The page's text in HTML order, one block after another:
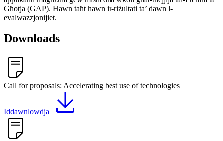
Għotja (GAP). Hawn taħt hawn ir-riżultati ta’ dawn l-
evalwazzjonijiet.
Downloads
Call for proposals: Accelerating best use of technologies
Iddawnlowdja